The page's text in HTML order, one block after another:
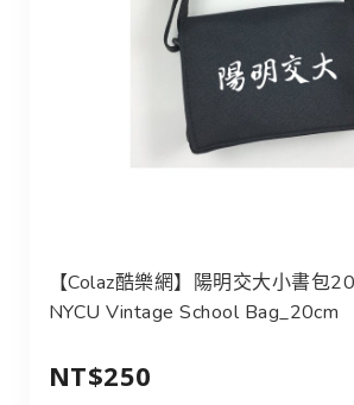
【Colaz酷樂網】陽明交大小書
【Colaz酷樂網】陽明交大小書包
NYCU Vintage School Bag_20cm
NT$250